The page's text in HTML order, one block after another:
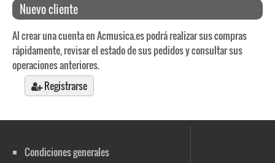
Nuevo cliente
Al crear una cuenta en Acmusica.es podrá realizar sus compras
rápidamente, revisar el estado de sus pedidos y consultar sus
operaciones anteriores.
Registrarse
Condiciones generales